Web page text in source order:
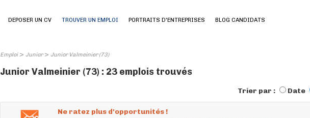
DEPOSER UN CV TROUVER UN EMPLOI PORTRAITS D'ENTREPRISES BLOG CANDIDATS
Emploi> Junior> Junior Valmeinier (73)
Junior Valmeinier (73) : 23 emplois trouvés
Trier par : Date
Ne ratez plus d'opportunités !